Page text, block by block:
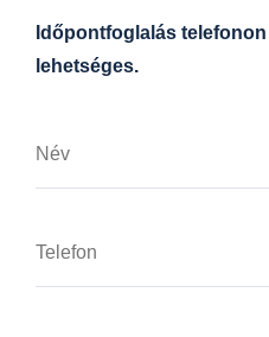
Időpontfoglalás telefonon
lehetséges.